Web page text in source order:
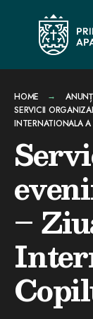
HOME
SERVICII
INTERNATIONALA
–